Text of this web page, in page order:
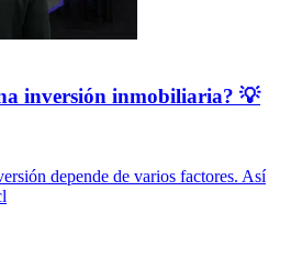
inversión inmobiliaria? 💡
depende de varios factores. Así